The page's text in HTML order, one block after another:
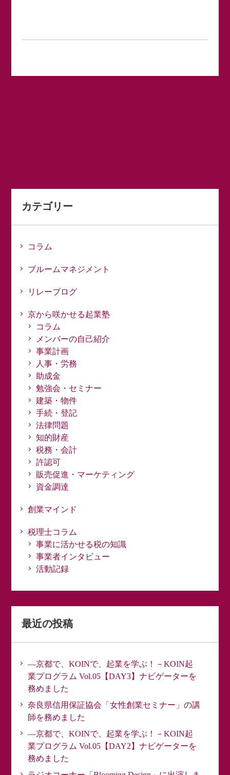
カテゴリー
コラム
ブルームマネジメント
リレーブログ
京から咲かせる起業塾
コラム
メンバーの自己紹介
事業計画
人事・労務
助成金
勉強会・セミナー
建築・物件
手続・登記
法律問題
知的財産
税務・会計
許認可
販売促進・マーケティング
資金調達
創業マインド
税理士コラム
事業に活かせる税の知識
事業者インタビュー
活動記録
最近の投稿
―京都で、KOINで、起業を学ぶ！－KOIN起
業プログラム Vol.05【DAY3】ナビゲーターを
務めました
奈良県信用保証協会「女性創業セミナー」の講
師を務めました
―京都で、KOINで、起業を学ぶ！－KOIN起
業プログラム Vol.05【DAY2】ナビゲーターを
務めました